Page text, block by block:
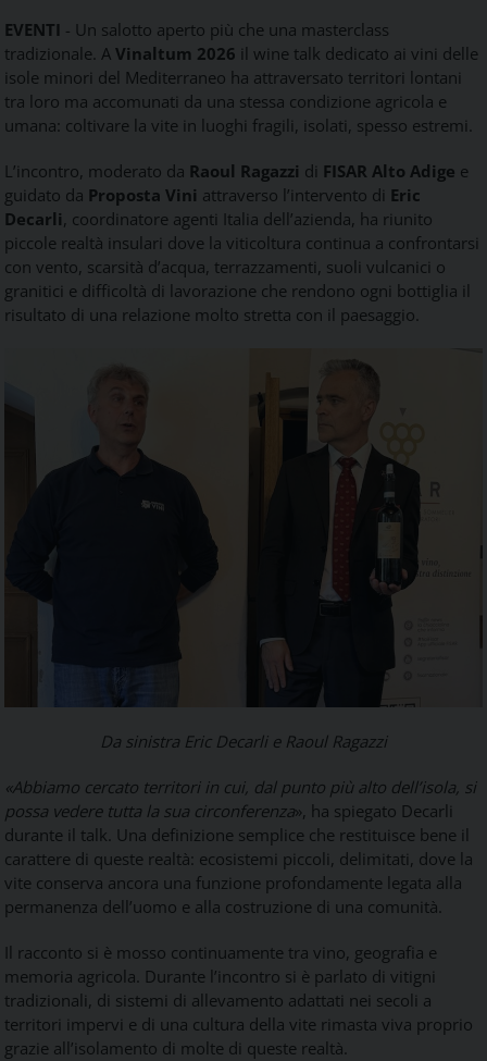
EVENTI - Un salotto aperto più che una masterclass
tradizionale. A Vinaltum 2026 il wine talk dedicato ai vini delle
isole minori del Mediterraneo ha attraversato territori lontani
tra loro ma accomunati da una stessa condizione agricola e
umana: coltivare la vite in luoghi fragili, isolati, spesso estremi.
L’incontro, moderato da Raoul Ragazzi di FISAR Alto Adige e
guidato da Proposta Vini attraverso l’intervento di Eric
Decarli, coordinatore agenti Italia dell’azienda, ha riunito
piccole realtà insulari dove la viticoltura continua a confrontarsi
con vento, scarsità d’acqua, terrazzamenti, suoli vulcanici o
granitici e difficoltà di lavorazione che rendono ogni bottiglia il
risultato di una relazione molto stretta con il paesaggio.
Da sinistra Eric Decarli e Raoul Ragazzi
«Abbiamo cercato territori in cui, dal punto più alto dell’isola, si
possa vedere tutta la sua circonferenza», ha spiegato Decarli
durante il talk. Una definizione semplice che restituisce bene il
carattere di queste realtà: ecosistemi piccoli, delimitati, dove la
vite conserva ancora una funzione profondamente legata alla
permanenza dell’uomo e alla costruzione di una comunità.
Il racconto si è mosso continuamente tra vino, geografia e
memoria agricola. Durante l’incontro si è parlato di vitigni
tradizionali, di sistemi di allevamento adattati nei secoli a
territori impervi e di una cultura della vite rimasta viva proprio
grazie all’isolamento di molte di queste realtà.